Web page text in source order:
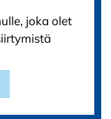
joka olet